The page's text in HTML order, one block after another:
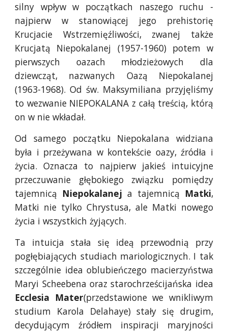
silny wpływ w początkach naszego ruchu -
najpierw w stanowiącej jego prehistorię
Krucjacie Wstrzemięźliwości, zwanej także
Krucjatą Niepokalanej (1957-1960) potem w
pierwszych oazach młodzieżowych dla
dziewcząt, nazwanych Oazą Niepokalanej
(1963-1968). Od św. Maksymiliana przyjęliśmy
to wezwanie NIEPOKALANA z całą treścią, którą
on w nie wkładał.
Od samego początku Niepokalana widziana
była i przeżywana w kontekście oazy, źródła i
życia. Oznacza to najpierw jakieś intuicyjne
przeczuwanie głębokiego związku pomiędzy
tajemnicą Niepokalanej a tajemnicą Matki,
Matki nie tylko Chrystusa, ale Matki nowego
życia i wszystkich żyjących.
Ta intuicja stała się ideą przewodnią przy
pogłębiających studiach mariologicznych. I tak
szczególnie idea oblubieńczego macierzyństwa
Maryi Scheebena oraz starochrześcijańska idea
Ecclesia Mater(przedstawione we wnikliwym
studium Karola Delahaye) stały się drugim,
decydującym źródłem inspiracji maryjności